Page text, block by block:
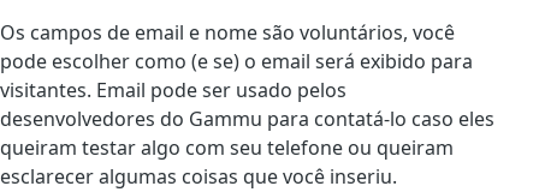
Os campos de email e nome são voluntários, você
pode escolher como (e se) o email será exibido para
visitantes. Email pode ser usado pelos
desenvolvedores do Gammu para contatá-lo caso eles
queiram testar algo com seu telefone ou queiram
esclarecer algumas coisas que você inseriu.